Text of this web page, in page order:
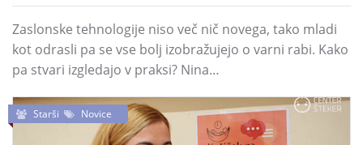
Zaslonske tehnologije niso več nič novega, tako mladi
kot odrasli pa se vse bolj izobražujejo o varni rabi. Kako
pa stvari izgledajo v praksi? Nina…
Starši Novice